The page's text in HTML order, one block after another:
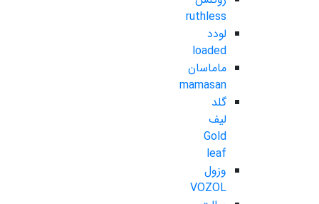
ruthless
لودد
loaded
ماماسان
mamasan
گلد
لیف
Gold
leaf
وزول
VOZOL